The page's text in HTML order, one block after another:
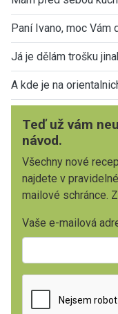
Paní Ivano, moc Vám
Já je dělám trošku
A kde je na
Teď už vám
návod.
Všechny nové
najdete v
mailové schránce.
Vaše e-mailová